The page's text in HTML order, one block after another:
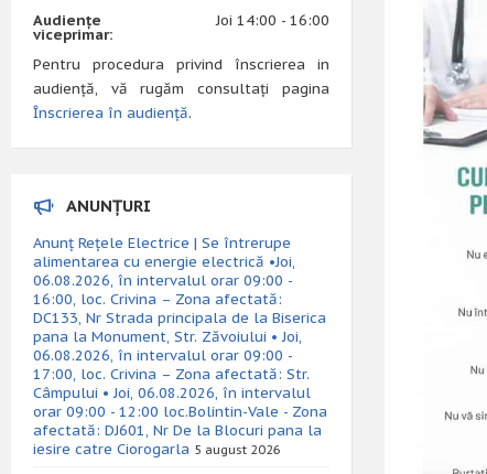
Audiențe
viceprimar:
Joi 14:00 - 16:00
Pentru procedura privind înscrierea in
audiență, vă rugăm consultați pagina
Înscrierea în audiență.
ANUNȚURI
Anunț Rețele Electrice | Se întrerupe
alimentarea cu energie electrică •Joi,
06.08.2026, în intervalul orar 09:00 -
16:00, loc. Crivina – Zona afectată:
DC133, Nr Strada principala de la Biserica
pana la Monument, Str. Zăvoiului • Joi,
06.08.2026, în intervalul orar 09:00 -
17:00, loc. Crivina – Zona afectată: Str.
Câmpului • Joi, 06.08.2026, în intervalul
orar 09:00 - 12:00 loc.Bolintin-Vale - Zona
afectată: DJ601, Nr De la Blocuri pana la
iesire catre Ciorogarla 5 august 2026